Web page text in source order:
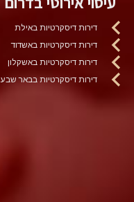
דירות דיסקרטיות באילת
דירות דיסקרטיות באשדוד
דירות דיסקרטיות באשקלון
דירות דיסקרטיות בבאר שבע